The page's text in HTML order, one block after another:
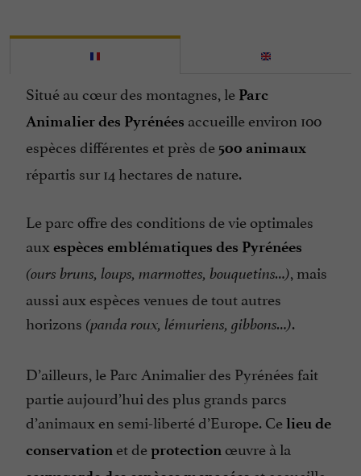
Situé au cœur des montagnes, le Parc
Animalier des Pyrénées accueille environ 100
espèces différentes et près de 500 animaux
répartis sur 14 hectares de nature.
Le parc offre des conditions de vie optimales
aux espèces emblématiques des Pyrénées
(ours bruns, loups, marmottes, bouquetins…), mais
aussi aux espèces venues de tout autres
horizons (panda roux, lémuriens, gibbons…).
D’ailleurs, le Parc Animalier des Pyrénées fait
partie aujourd’hui des plus grands parcs
d’animaux en semi-liberté d’Europe. Celieu de
conservation et deprotection œuvre à la